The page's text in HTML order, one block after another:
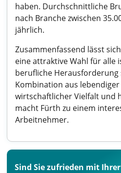
haben. Durchschnittliche
nach Branche zwischen
jährlich.
Zusammenfassend lässt
eine attraktive Wahl für alle
berufliche Herausforderung
Kombination aus
wirtschaftlicher Vielfalt und
macht Fürth zu einem
Arbeitnehmer.
Sind Sie zufrieden mit